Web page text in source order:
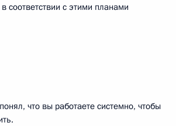
соответствии с этими планами
что вы работаете системно, чтобы